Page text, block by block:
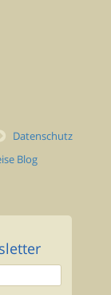
Datenschutz
Blog